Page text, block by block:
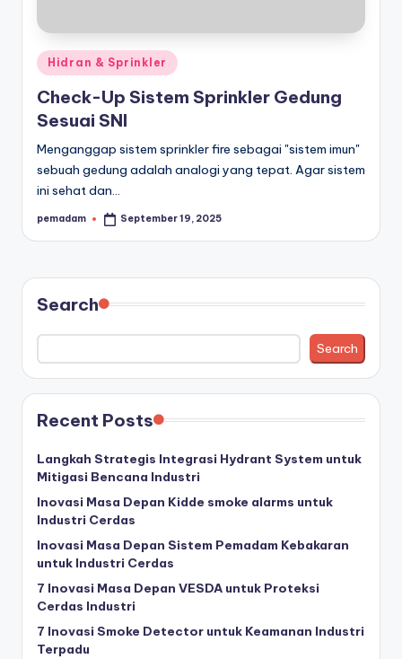
Posted
in
Hidran & Sprinkler
Check-Up Sistem Sprinkler Gedung
Sesuai SNI
Menganggap sistem sprinkler fire sebagai "sistem imun"
sebuah gedung adalah analogi yang tepat. Agar sistem
ini sehat dan…
Posted
pemadam September 19, 2025
Search
Search
Recent Posts
Langkah Strategis Integrasi Hydrant System untuk
Mitigasi Bencana Industri
Inovasi Masa Depan Kidde smoke alarms untuk
Industri Cerdas
Inovasi Masa Depan Sistem Pemadam Kebakaran
untuk Industri Cerdas
7 Inovasi Masa Depan VESDA untuk Proteksi
Cerdas Industri
7 Inovasi Smoke Detector untuk Keamanan Industri
Terpadu